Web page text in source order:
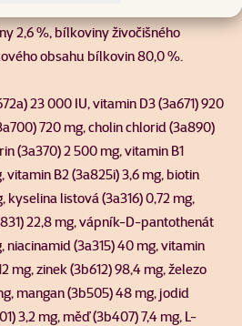
2,6 %, bílkoviny živočišného
obsahu bílkovin 80,0 %.
23 000 IU, vitamin D3 (3a671) 920
720 mg, cholin chlorid (3a890)
(3a370) 2 500 mg, vitamin B1
vitamin B2 (3a825i) 3,6 mg, biotin
kyselina listová (3a316) 0,72 mg,
22,8 mg, vápník-D-pantothenát
niacinamid (3a315) 40 mg, vitamin
mg, zinek (3b612) 98,4 mg, železo
mangan (3b505) 48 mg, jodid
3,2 mg, měď (3b407) 7,4 mg, L-